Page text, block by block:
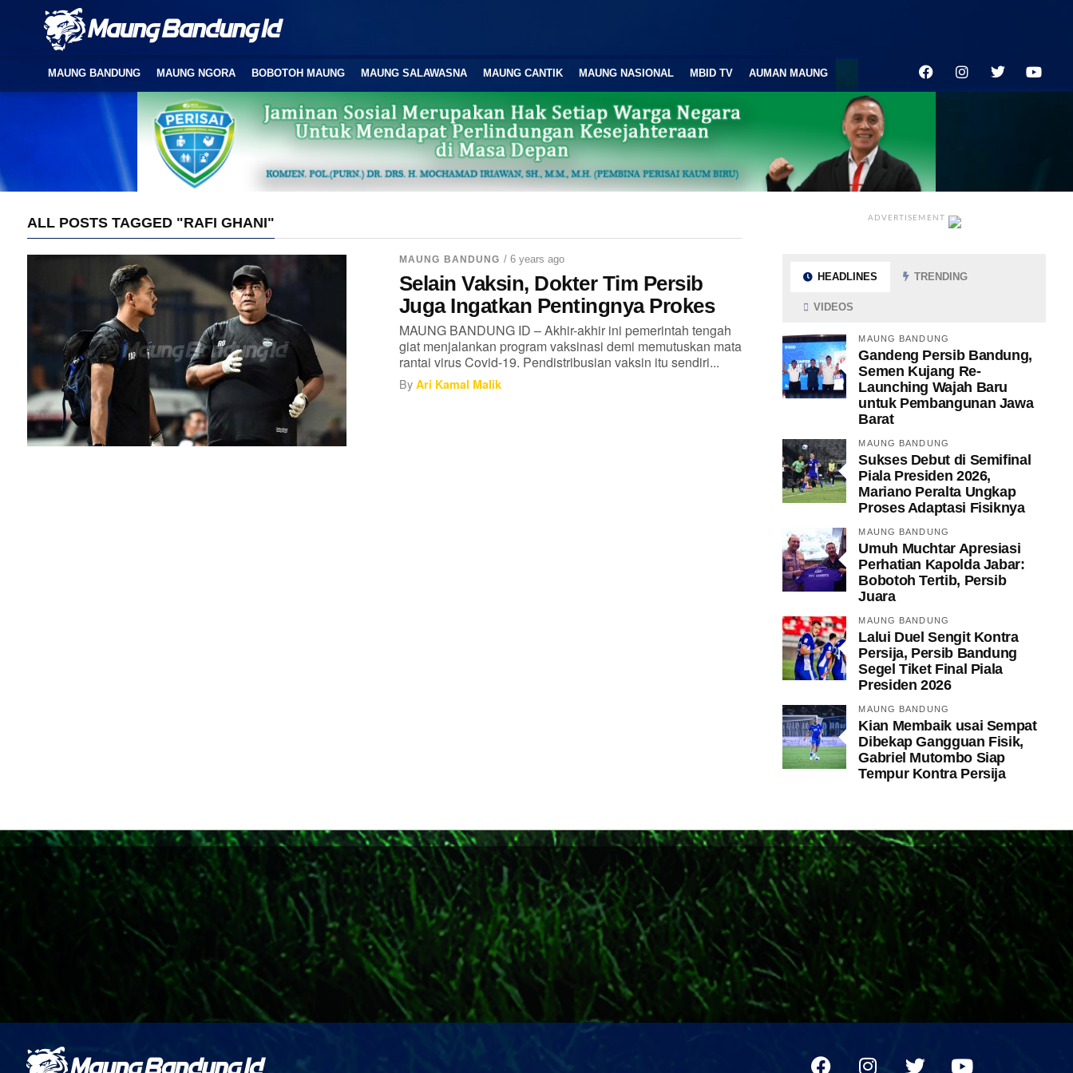
MAUNG BANDUNG MAUNG NGORA BOBOTOH MAUNG MAUNG SALAWASNA MAUNG CANTIK MAUNG NASIONAL MBID TV AUMAN MAUNG
ALL POSTS TAGGED "RAFI GHANI"
MAUNG BANDUNG / 6 years ago
Selain Vaksin, Dokter Tim Persib
Juga Ingatkan Pentingnya Prokes
MAUNG BANDUNG ID – Akhir-akhir ini pemerintah tengah
giat menjalankan program vaksinasi demi memutuskan mata
rantai virus Covid-19. Pendistribusian vaksin itu sendiri...
By Ari Kamal Malik
ADVERTISEMENT
HEADLINES TRENDING
VIDEOS
MAUNG BANDUNG
Gandeng Persib Bandung,
Semen Kujang Re-
Launching Wajah Baru
untuk Pembangunan Jawa
Barat
MAUNG BANDUNG
Sukses Debut di Semifinal
Piala Presiden 2026,
Mariano Peralta Ungkap
Proses Adaptasi Fisiknya
MAUNG BANDUNG
Umuh Muchtar Apresiasi
Perhatian Kapolda Jabar:
Bobotoh Tertib, Persib
Juara
MAUNG BANDUNG
Lalui Duel Sengit Kontra
Persija, Persib Bandung
Segel Tiket Final Piala
Presiden 2026
MAUNG BANDUNG
Kian Membaik usai Sempat
Dibekap Gangguan Fisik,
Gabriel Mutombo Siap
Tempur Kontra Persija